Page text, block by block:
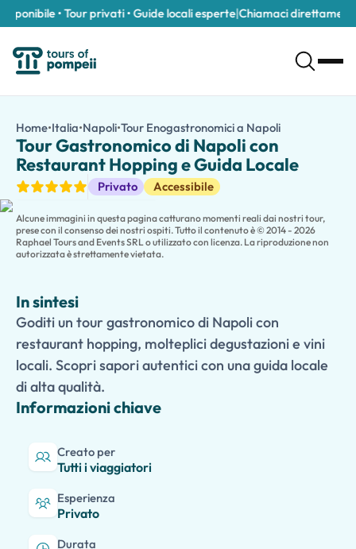
• Tour privati • Guide locali esperte|Chiamaci direttamente al
/it/tour/tour-gastronomico-di-napoli-con-restaurant-
Goditi un tour gastronomico di Napoli con restaurant hopping,
Assapora i migliori sapori dell'Italia meridionale in questo
Accompagnato da un esperto locale, visiterai una collezione
Passeggia attraverso affascinanti quartieri e piazze vivaci,
Perfetto per coppie, gruppi di amici e appassionati di
Home•Italia•Napoli•Tour Enogastronomici a NapoliTour
Tour Gastronomico di Napoli con
Restaurant Hopping e Guida Locale
Privato Accessibile
Tour Enogastronomici
Alcune immagini in questa pagina catturano momenti reali dai nostri tour,
prese con il consenso dei nostri ospiti. Tutto il contenuto è © 2014 - 2026
Raphael Tours and Events SRL o utilizzato con licenza. La riproduzione non
autorizzata è strettamente vietata.
In sintesi
Goditi un tour gastronomico di Napoli con
restaurant hopping, molteplici degustazioni e vini
locali. Scopri sapori autentici con una guida locale
di alta qualità.
Informazioni chiave
Creato per
Tutti i viaggiatori
Esperienza
Privato
Durata